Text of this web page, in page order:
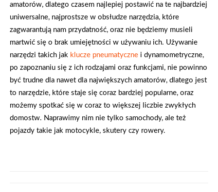
amatorów, dlatego czasem najlepiej postawić na te najbardziej
uniwersalne, najprostsze w obsłudze narzędzia, które
zagwarantują nam przydatność, oraz nie będziemy musieli
martwić się o brak umiejętności w używaniu ich. Używanie
narzędzi takich jak klucze pneumatyczne i dynamometryczne,
po zapoznaniu się z ich rodzajami oraz funkcjami, nie powinno
być trudne dla nawet dla największych amatorów, dlatego jest
to narzędzie, które staje się coraz bardziej popularne, oraz
możemy spotkać się w coraz to większej liczbie zwykłych
domostw. Naprawimy nim nie tylko samochody, ale też
pojazdy takie jak motocykle, skutery czy rowery.